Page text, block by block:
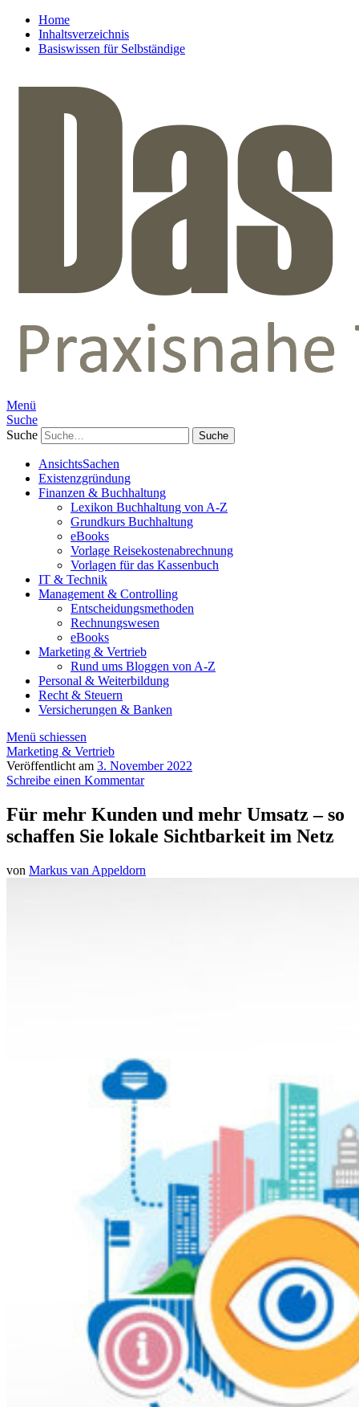
Home
Inhaltsverzeichnis
Basiswissen für Selbständige
Menü
Suche
Suche
AnsichtsSachen
Existenzgründung
Finanzen & Buchhaltung
Lexikon Buchhaltung von A-Z
Grundkurs Buchhaltung
eBooks
Vorlage Reisekostenabrechnung
Vorlagen für das Kassenbuch
IT & Technik
Management & Controlling
Entscheidungsmethoden
Rechnungswesen
eBooks
Marketing & Vertrieb
Rund ums Bloggen von A-Z
Personal & Weiterbildung
Recht & Steuern
Versicherungen & Banken
Menü schiessen
Marketing & Vertrieb
Veröffentlicht am 3. November 2022
Schreibe einen Kommentar
Für mehr Kunden und mehr Umsatz – so
schaffen Sie lokale Sichtbarkeit im Netz
von Markus van Appeldorn